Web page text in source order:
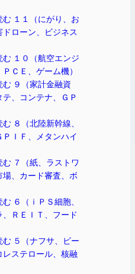
む １１（にがり、お
ローン、ビジネス
む １０（航空エンジ
ＣＥ、ゲーム機）
む ９（家計金融資
、コンテナ、ＧＰ
８（北陸新幹線、
ＩＦ、メタンハイ
む ７（紙、ラストワ
、カード審査、ボ
６（ｉＰＳ細胞、
ＲＥＩＴ、フード
む ５（ナフサ、ビー
ステロール、核融